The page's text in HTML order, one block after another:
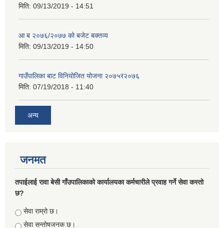
मिति: 09/13/2019 - 14:51
आ ब २०७६/२०७७ को बजेट बक्तव्य
मिति: 09/13/2019 - 14:50
गाउँपालिका बाट विनियोजित योजना २०७५र२०७६
मिति: 07/19/2018 - 11:40
अन्य
जनमत
तपाईलाई रावा बेसी गाँउपालिकाको कार्यालयका कर्मचारीले प्रवाह गर्ने सेवा कस्तो
छ?
Choices
सेवा राम्रो छ।
सेवा सन्तोषजनक छ।